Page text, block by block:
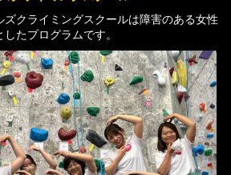
ズクライミングスクールは障害のある女性
たプログラムです。